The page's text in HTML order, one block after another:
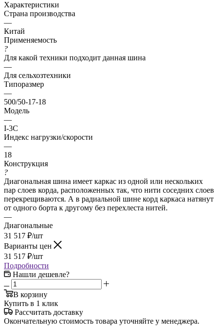
Характеристики
Страна производства
—
Китай
Применяемость
?
Для какой техники подходит данная шина
—
Для сельхозтехники
Типоразмер
—
500/50-17-18
Модель
—
I-3C
Индекс нагрузки/скорости
—
18
Конструкция
?
Диагональная шина имеет каркас из одной или нескольких
пар слоев корда, расположенных так, что нити соседних слоев
перекрещиваются. А в радиальной шине корд каркаса натянут
от одного борта к другому без перехлеста нитей.
—
Диагональные
31 517 ₽/шт
Варианты цен
31 517 ₽/шт
Подробности
Нашли дешевле?
В корзину
Купить в 1 клик
Рассчитать доставку
Окончательную стоимость товара уточняйте у менеджера.